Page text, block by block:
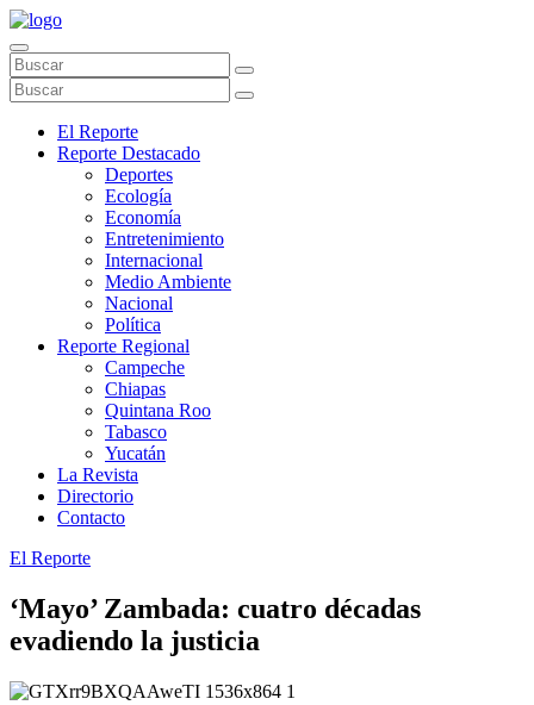
El Reporte
Reporte Destacado
Deportes
Ecología
Economía
Entretenimiento
Internacional
Medio Ambiente
Nacional
Política
Reporte Regional
Campeche
Chiapas
Quintana Roo
Tabasco
Yucatán
La Revista
Directorio
Contacto
El Reporte
‘Mayo’ Zambada: cuatro décadas
evadiendo la justicia